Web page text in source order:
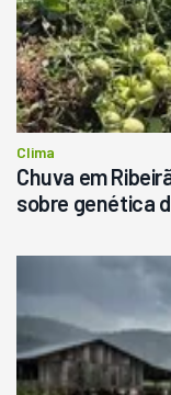
Clima
Chuva em
sobre genética